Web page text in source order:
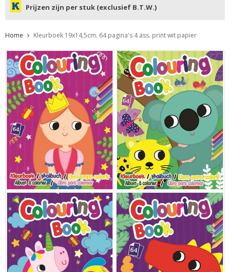
Prijzen zijn per stuk (exclusief B.T.W.)
Home Kleurboek 19x14,5cm. 64 pagina's 4 ass. print wit papier